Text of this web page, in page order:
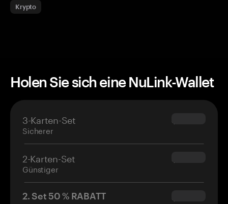
Krypto
Holen Sie sich eine NuLink-Wallet
3-Karten-Set
Sicherer
$69.90
2-Karten-Set
Günstiger
$54.90
2. Set 50 % RABATT $34.95